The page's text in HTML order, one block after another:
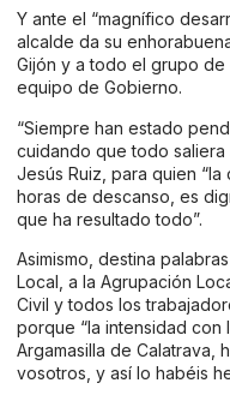
Y ante el “magnífico
alcalde da su
Gijón y a todo el grupo
equipo de Gobierno.
“Siempre han estado
cuidando que todo
Jesús Ruiz, para quien
horas de descanso, es
que ha resultado todo”.
Asimismo, destina
Local, a la Agrupación
Civil y todos los
porque “la intensidad con
Argamasilla de Calatrava,
vosotros, y así lo habéis